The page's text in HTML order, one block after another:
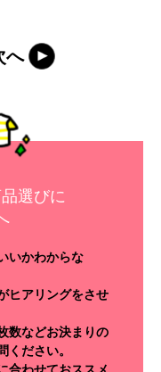
へ
選びに
いかわからな
ヒアリングをさせ
数などお決まりの
ださい。